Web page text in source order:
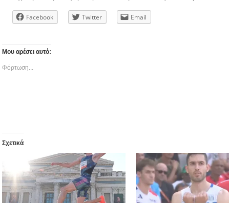
Facebook Twitter Email
Μου αρέσει αυτό:
Φόρτωση...
Σχετικά